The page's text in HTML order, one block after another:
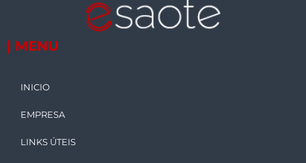
| MENU
INICIO
EMPRESA
LINKS ÚTEIS